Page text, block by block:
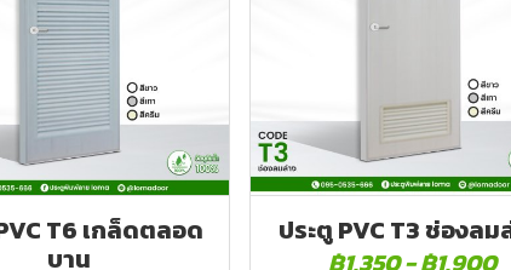
T6 เกล็ดตลอด
บาน
ประตู PVC T3 ช่องลม
฿1,350-฿1,900